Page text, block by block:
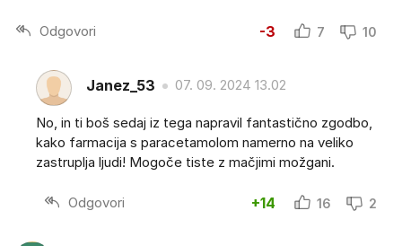
Odgovori -3 7 10
Janez_53 07. 09. 2024 13.02
No, in ti boš sedaj iz tega napravil fantastično zgodbo,
kako farmacija s paracetamolom namerno na veliko
zastruplja ljudi! Mogoče tiste z mačjimi možgani.
Odgovori +14 16 2